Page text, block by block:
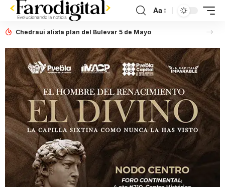
Aa
Chedraui alista plan del Bulevar 5 de Mayo